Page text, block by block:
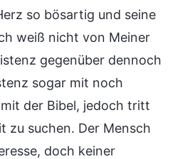
so bösartig und seine
weiß nicht von Meiner
gegenüber dennoch
sogar mit noch
der Bibel, jedoch tritt
zu suchen. Der Mensch
doch keiner